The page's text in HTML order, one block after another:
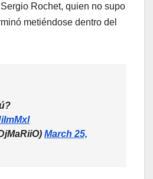
Rochet, quien no supo
metiéndose dentro del
March 25,